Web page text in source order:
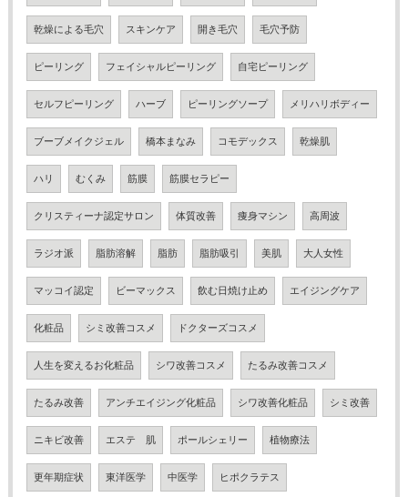
乾燥による毛穴 スキンケア 開き毛穴 毛穴予防
ピーリング フェイシャルピーリング 自宅ピーリング
セルフピーリング ハーブ ピーリングソープ メリハリボディー
ブーブメイクジェル 橋本まなみ コモデックス 乾燥肌
ハリ むくみ 筋膜 筋膜セラピー
クリスティーナ認定サロン 体質改善 痩身マシン 高周波
ラジオ派 脂肪溶解 脂肪 脂肪吸引 美肌 大人女性
マッコイ認定 ビーマックス 飲む日焼け止め エイジングケア
化粧品 シミ改善コスメ ドクターズコスメ
人生を変えるお化粧品 シワ改善コスメ たるみ改善コスメ
たるみ改善 アンチエイジング化粧品 シワ改善化粧品 シミ改善
ニキビ改善 エステ 肌 ポールシェリー 植物療法
更年期症状 東洋医学 中医学 ヒポクラテス